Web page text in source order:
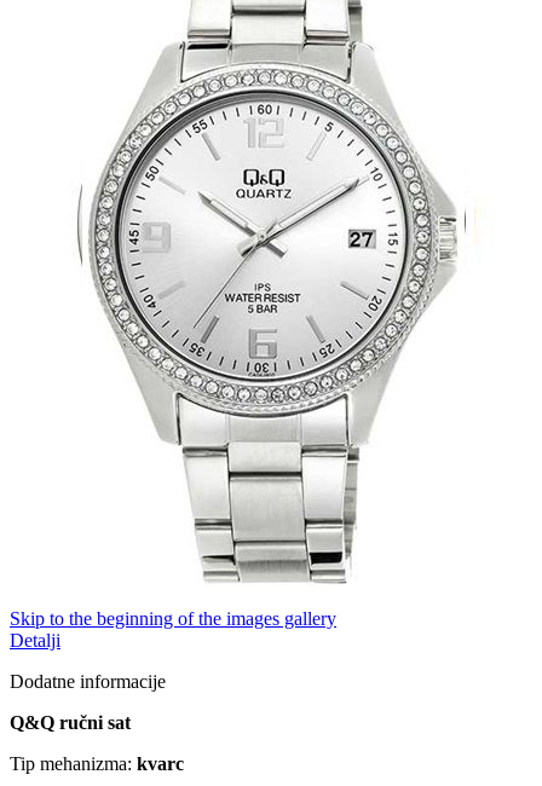
Skip to the beginning of the images gallery
Detalji
Dodatne informacije
Q&Q ručni sat
Tip mehanizma: kvarc